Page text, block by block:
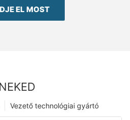
EL MOST
Vezető technológiai gyártó